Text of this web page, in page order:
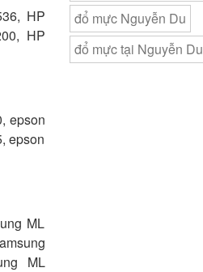
HP
HP
epson
epson
ML
ML
đổ mực Nguyễn Du
đổ mực tại Nguyễn Du